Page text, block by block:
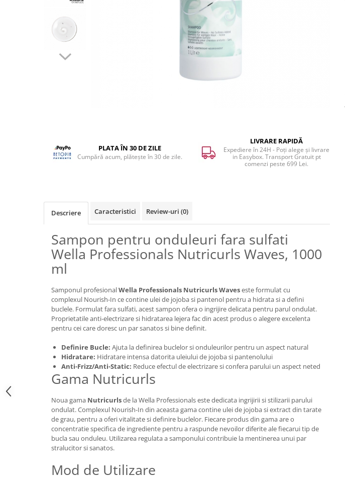
PLATA ÎN 30 DE ZILE
Cumpără acum, plătește în 30 de zile.
LIVRARE RAPIDĂ
Expediere în 24H - Poți alege și livrare
in Easybox. Transport Gratuit pt
comenzi peste 699 Lei.
Descriere Caracteristici Review-uri (0)
Sampon pentru onduleuri fara sulfati
Wella Professionals Nutricurls Waves, 1000
ml
Samponul profesionalWella Professionals Nutricurls Waveseste formulat cu
complexul Nourish-In ce contine ulei de jojoba si pantenol pentru a hidrata si a defini
buclele. Formulat fara sulfati, acest sampon ofera o ingrijire delicata pentru parul ondulat.
Proprietatile anti-electrizare si hidratarea lejera fac din acest produs o alegere excelenta
pentru cei care doresc un par sanatos si bine definit.
Definire Bucle: Ajuta la definirea buclelor si onduleurilor pentru un aspect natural
Hidratare: Hidratare intensa datorita uleiului de jojoba si pantenolului
Anti-Frizz/Anti-Static: Reduce efectul de electrizare si confera parului un aspect neted
Gama Nutricurls
Noua gama Nutricurlsde la Wella Professionals este dedicata ingrijirii si stilizarii parului
ondulat. Complexul Nourish-In din aceasta gama contine ulei de jojoba si extract din tarate
de grau, pentru a oferi vitalitate si definire buclelor. Fiecare produs din gama are o
concentratie specifica de ingrediente pentru a raspunde nevoilor diferite ale fiecarui tip de
bucla sau onduleu. Utilizarea regulata a samponului contribuie la mentinerea unui par
stralucitor si sanatos.
Mod de Utilizare